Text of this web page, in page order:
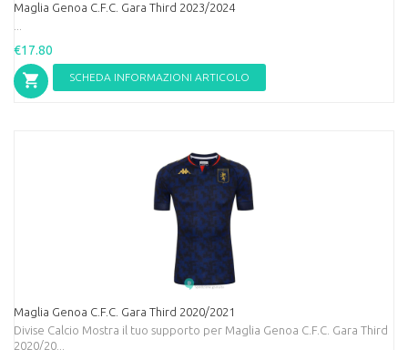
Maglia Genoa C.F.C. Gara Third 2023/2024
€17.80
SCHEDA INFORMAZIONI ARTICOLO
Maglia Genoa C.F.C. Gara Third 2020/2021
Divise Calcio Mostra il tuo supporto per Maglia Genoa C.F.C. Gara Third
2020/20...